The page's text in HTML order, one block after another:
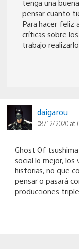
tenga una
pensar cuanto
Para hacer feliz
críticas sobre
trabajo
daigarou
08/12/2020 at
Ghost Of
social lo mejor, los
historias, no que
pensar o pasará
producciones triple